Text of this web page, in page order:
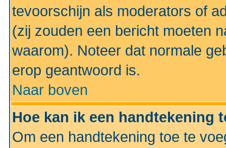
tevoorschijn als moderators of
(zij zouden een bericht moeten
waarom). Noteer dat normale
erop geantwoord is.
Naar boven
Hoe kan ik een handtekening
Om een handtekening toe te